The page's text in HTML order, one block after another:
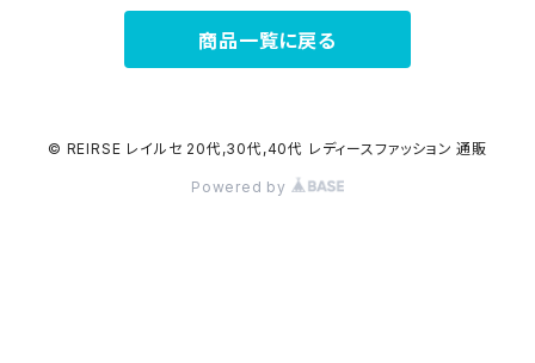
ペチコート/ペチパンツ
その他
カジュアルバッグ
バックパック
その他
タイツ
商品一覧に戻る
© REIRSE レイルセ 20代,30代,40代 レディースファッション 通販
Powered by